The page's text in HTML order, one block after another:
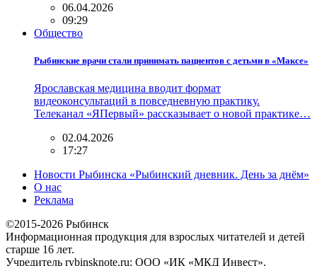
06.04.2026
09:29
Общество
Рыбинские врачи стали принимать пациентов с детьми в «Максе»
Ярославская медицина вводит формат
видеоконсультаций в повседневную практику.
Телеканал «ЯПервый» рассказывает о новой практике…
02.04.2026
17:27
Новости Рыбинска «Рыбинский дневник. День за днём»
О нас
Реклама
©2015-2026 Рыбинск
Информационная продукция для взрослых читателей и детей
старше 16 лет.
Учредитель rybinsknote.ru: ООО «ИК «МКД Инвест».